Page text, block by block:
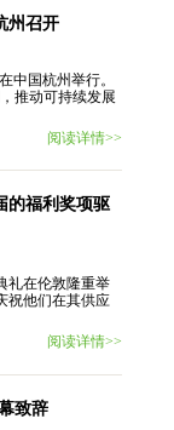
州召开
中国杭州举行。
推动可持续发展
阅读详情>>
的福利奖项驱
礼在伦敦隆重举
祝他们在其供应
阅读详情>>
致辞